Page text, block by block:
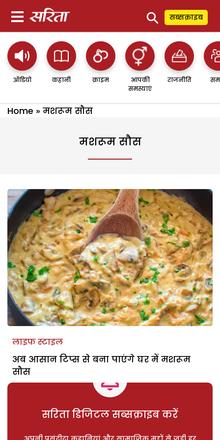
⚲ सब्सक्राइब
ऑडियो कहानी क्राइम
आपकी
समस्याएं
राजनीति
Home » मशरूम सौस
मशरूम सौस
लाइफ स्टाइल
अब आसान टिप्स से बना पाएंगे घर में मशरूम
सौस
सरिता डिजिटल सब्सक्राइब करें